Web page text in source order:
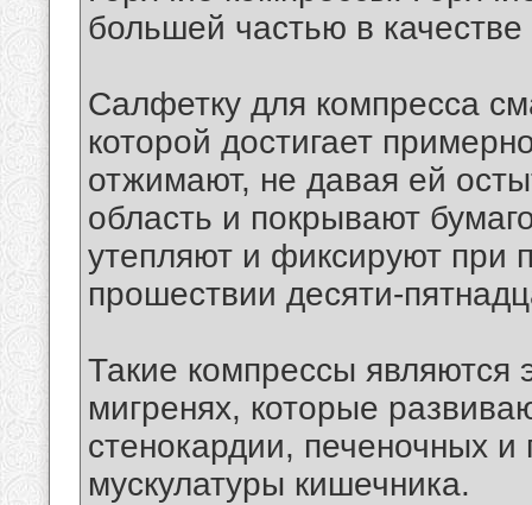
большей частью в
Салфетку для компресса
которой достигает
отжимают, не давая ей
область и покрывают
утепляют и фиксируют
прошествии десяти-
Такие компрессы
мигренях, которые
стенокардии, печеночных и
мускулатуры кишечника.